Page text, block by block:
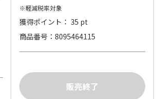
※軽減税率対象
獲得ポイント： 35 pt
商品番号
8095464115